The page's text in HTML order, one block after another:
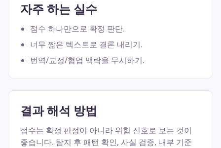
자주 하는 실수
점수 하나만으로 확정 판단.
너무 짧은 텍스트로 결론 내리기.
번역/교정/협업 맥락을 무시하기.
결과 해석 방법
점수는 확정 판정이 아니라 위험 신호로 보는 것이
좋습니다. 탐지 후 패턴 확인, 사실 검증, 내부 기준